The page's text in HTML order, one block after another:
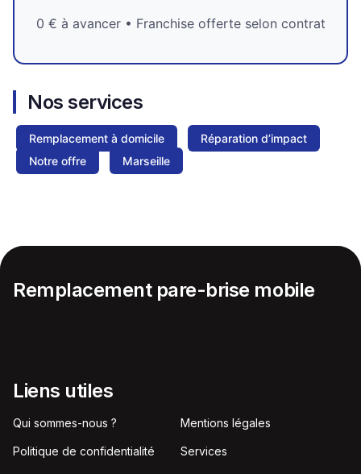
0 € à avancer • Franchise offerte selon contrat
Nos services
Remplacement à domicile
Réparation d’impact
Notre offre
Marseille
Remplacement pare-brise mobile
Liens utiles
Qui sommes-nous ? Mentions légales
Politique de confidentialité Services